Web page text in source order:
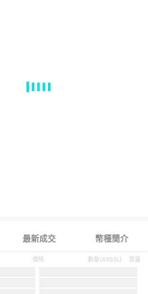
最新成交 幣種簡介
價格 賣盤
數量(AXS3L)